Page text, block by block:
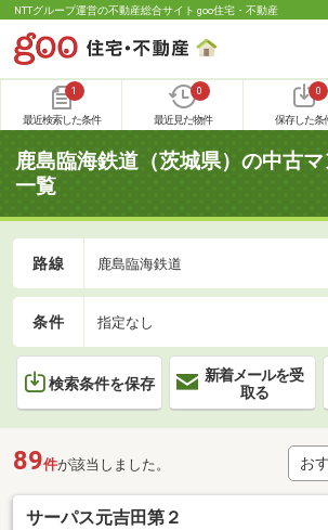
NTTグループ運営の不動産総合サイト goo住宅・不動産
1
最近検索した条件
0
最近見た物件
0
保存した条
鹿島臨海鉄道（茨城県）の中古
一覧
路線 鹿島臨海鉄道
条件 指定なし
検索条件を保存
新着メールを受
取る
89件が該当しました。
サーパス元吉田第２